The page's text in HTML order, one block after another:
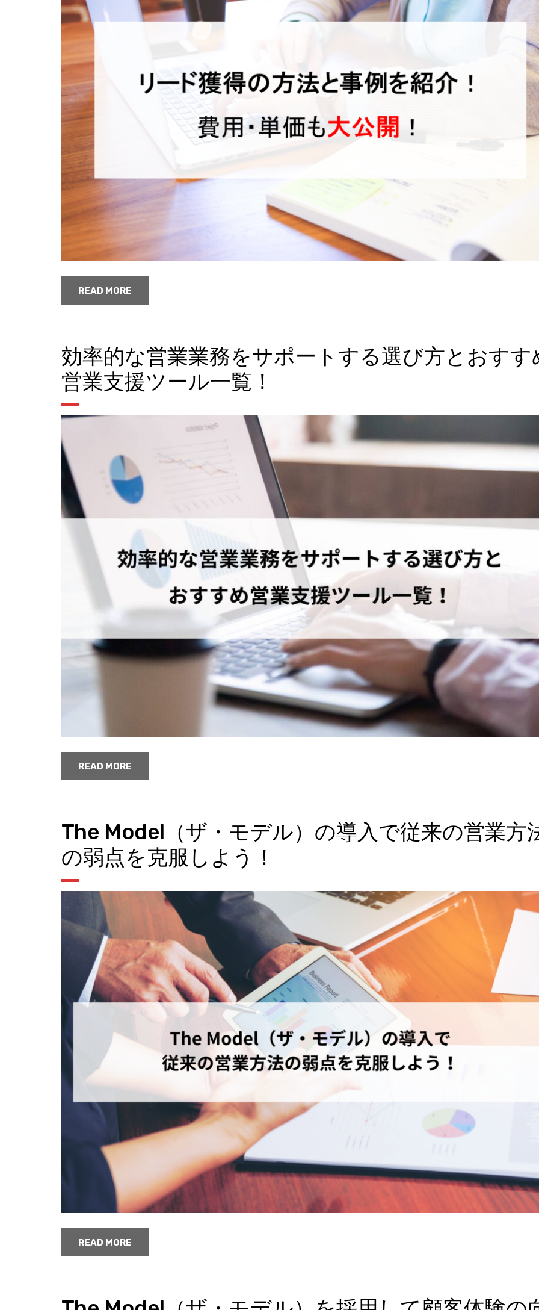
READ MORE
効率的な営業業務をサポートする選び方とおすす
営業支援ツール一覧！
READ MORE
The Model（ザ・モデル）の導入で従来の営業方
の弱点を克服しよう！
READ MORE